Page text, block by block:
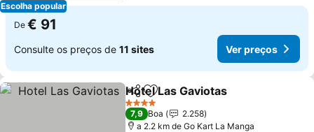
Escolha popular
De € 91
Consulte os preços de 11 sites Ver preços
PartilharAdicionar aos favoritos
Hotel Las Gaviotas
4 Estrelas
7,9 Boa
2.258
a 2.2 km de Go Kart La Manga